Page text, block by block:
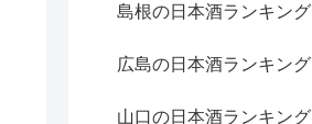
島根の日本酒ランキング
広島の日本酒ランキング
山口の日本酒ランキング